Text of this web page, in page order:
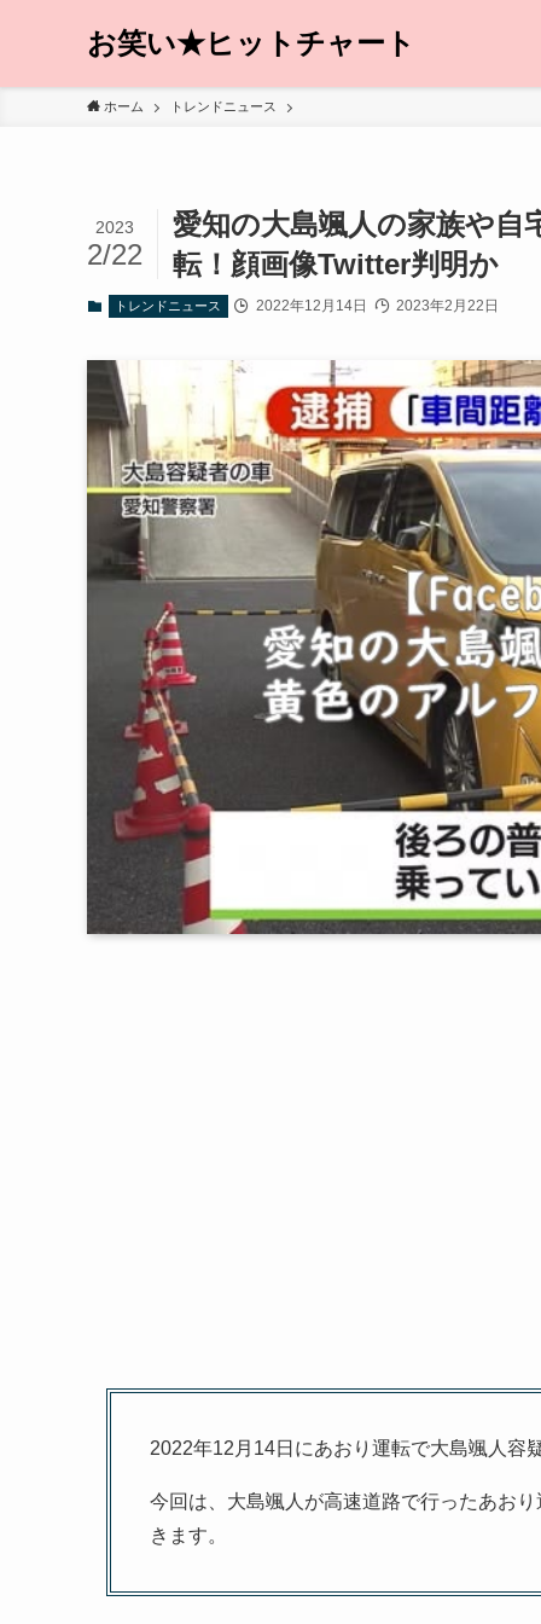
お笑い★ヒットチャート
ホーム トレンドニュース
愛知の大島颯人の家族や
転！顔画像Twitter判明か
2023
2/22
トレンドニュース 2022年12月14日 2023年2月22日
2022年12月14日にあおり運転で大島颯人容
今回は、大島颯人が高速道路で行ったあお
きます。